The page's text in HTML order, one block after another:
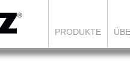
PRODUKTE